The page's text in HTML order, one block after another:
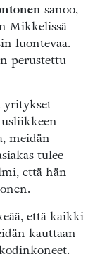
sanoo,
Mikkelissä
luontevaa.
perustettu
yritykset
meidän
tulee
että hän
että kaikki
kauttaan